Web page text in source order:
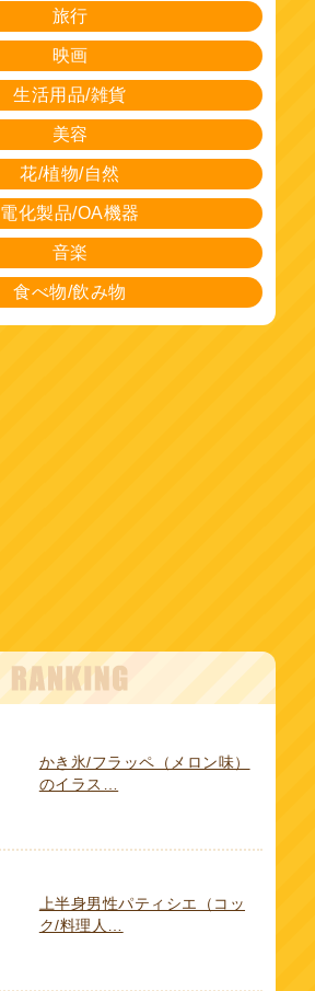
旅行
映画
生活用品/雑貨
美容
花/植物/自然
電化製品/OA機器
音楽
食べ物/飲み物
かき氷/フラッペ（メロン味）
のイラス…
上半身男性パティシエ（コッ
ク/料理人…